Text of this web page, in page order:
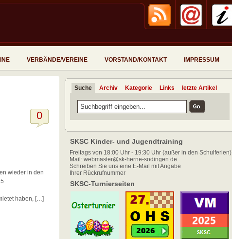
VERBÄNDE/VEREINE VORSTAND/KONTAKT IMPRESSUM
0
wieder in den
haben, […]
Suche Archiv Kategorie Links letzte Artikel
SKSC Kinder- und Jugendtraining
Freitags von 18:00 Uhr - 19:30 Uhr (außer in den Schulferien)
Mail: webmaster@sk-herne-sodingen.de
Schreiben Sie uns eine E-Mail mit Angabe
Ihrer Rückrufnummer
SKSC-Turnierseiten